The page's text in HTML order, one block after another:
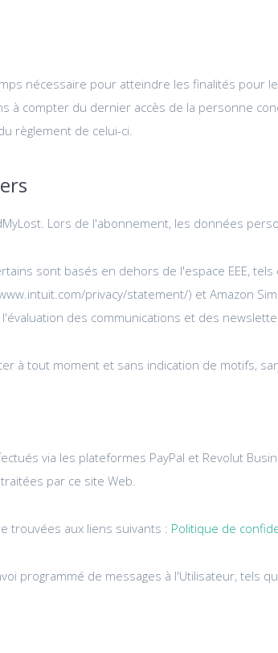
nécessaire pour atteindre les finalités pour
à compter du dernier accès de la personne
règlement de celui-ci.
Lors de l'abonnement, les données
sont basés en dehors de l'espace EEE,
privacy/statement/) et Amazon
des communications et des
à tout moment et sans indication de motifs,
via les plateformes PayPal et Revolut
par ce site Web.
trouvées aux liens suivants : Politique de
programmé de messages à l'Utilisateur, tels